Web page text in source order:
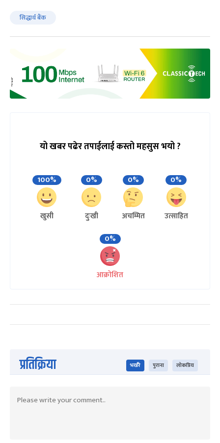
सिद्धार्थ बैंक
यो खबर पढेर तपाईलाई कस्तो महसुस भयो ?
100%
खुसी
0%
दुःखी
0%
अचम्मित
0%
उत्साहित
0%
आक्रोशित
प्रतिक्रिया भर्खरै पुराना लोकप्रिय